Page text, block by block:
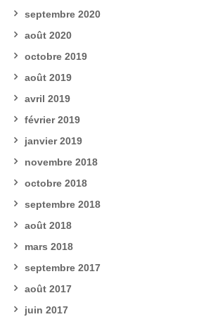
septembre 2020
août 2020
octobre 2019
août 2019
avril 2019
février 2019
janvier 2019
novembre 2018
octobre 2018
septembre 2018
août 2018
mars 2018
septembre 2017
août 2017
juin 2017